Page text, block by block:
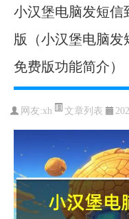
小汉堡电脑发短
版（小汉堡电脑
免费版功能简介）
网友:xh 文章列表